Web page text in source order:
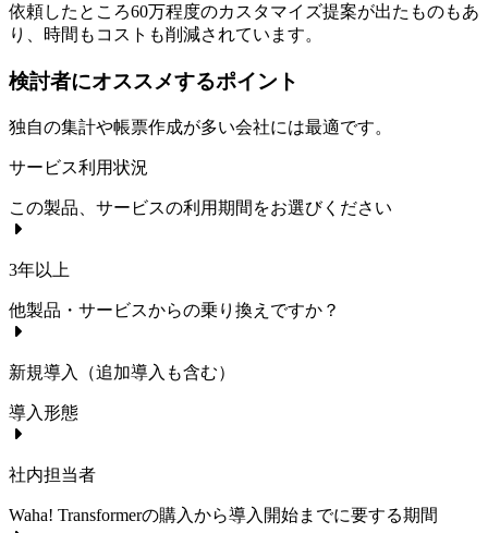
依頼したところ60万程度のカスタマイズ提案が出たものもあ
り、時間もコストも削減されています。
検討者にオススメするポイント
独自の集計や帳票作成が多い会社には最適です。
サービス利用状況
この製品、サービスの利用期間をお選びください
3年以上
他製品・サービスからの乗り換えですか？
新規導入（追加導入も含む）
導入形態
社内担当者
Waha! Transformerの購入から導入開始までに要する期間